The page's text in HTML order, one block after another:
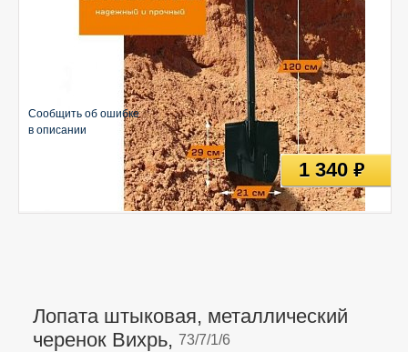
Лопата штыковая, металлический
черенок Вихрь, 73/7/1/6
Сообщить об ошибке
в описании
1 340руб